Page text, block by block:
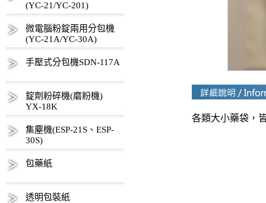
(YC-21/YC-201)
微電腦粉錠兩用分包機
(YC-21A/YC-30A)
手壓式分包機SDN-117A
錠劑粉碎機(磨粉機)
YX-18K
集塵機(ESP-21S、ESP-
30S)
包藥紙
透明包裝紙
各類大小藥袋，